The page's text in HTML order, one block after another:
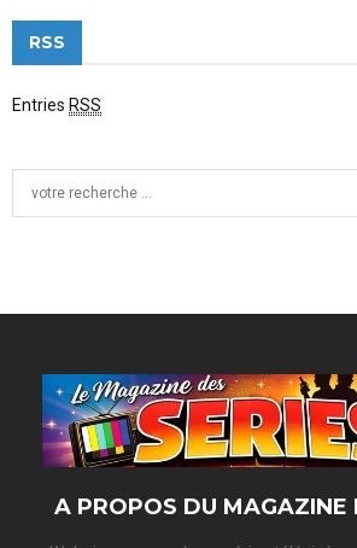
RSS
Entries RSS
A PROPOS DU MAGAZINE